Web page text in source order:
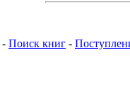
- Поиск книг -